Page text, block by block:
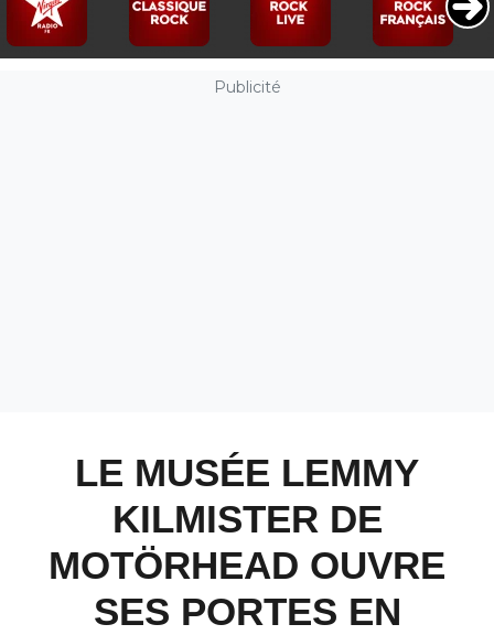
Publicité
LE MUSÉE LEMMY
KILMISTER DE
MOTÖRHEAD OUVRE
SES PORTES EN